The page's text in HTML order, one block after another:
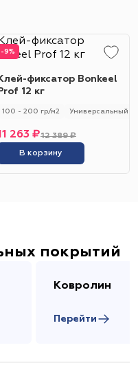
- 280 гр/м2 Универсальный
-9%
Клей-фиксатор Bonkeel
Prof 12 кг
100 - 200 гр/м2 Универсальный
12 389 ₽
263 ₽
В корзину
покрытий
Ковролин
Перейти